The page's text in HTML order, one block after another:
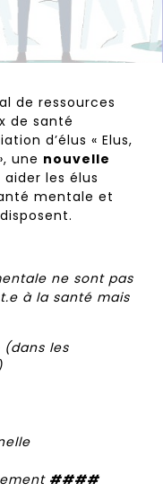
de ressources
de santé
d’élus « Elus,
une nouvelle
les élus
mentale et
ne sont pas
à la santé mais
(dans les
####